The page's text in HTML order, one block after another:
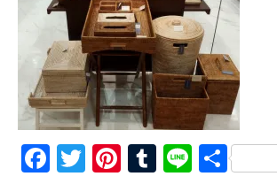
Blog
Facebook
TwitterPinterest
Tumblr
Line共